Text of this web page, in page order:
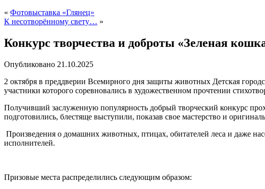
« Фотовыставка «Глянец»
К несотворённому свету… »
Конкурс творчества и доброты «Зеленая
Опубликовано 21.10.2025
2 октября в преддверии Всемирного дня защиты животных Детская
участники которого соревновались в художественном прочтении
Получивший заслуженную популярность добрый творческий конкурс
подготовились, блестяще выступили, показав свое мастерство и
Произведения о домашних животных, птицах, обитателей леса и даже
исполнителей.
Призовые места распределились следующим образом: